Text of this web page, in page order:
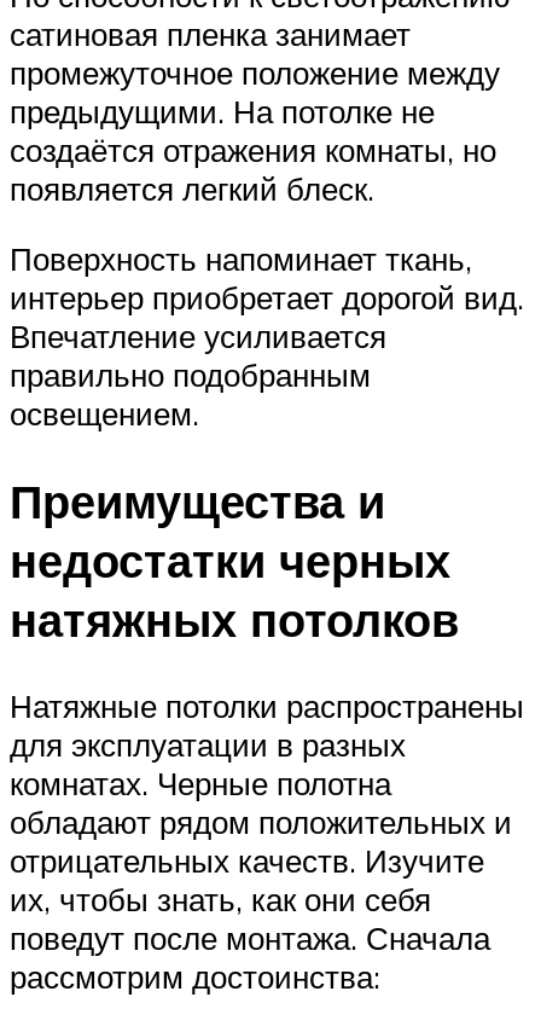
сатиновая пленка занимает
промежуточное положение между
предыдущими. На потолке не
создаётся отражения комнаты, но
появляется легкий блеск.
Поверхность напоминает ткань,
интерьер приобретает дорогой вид.
Впечатление усиливается
правильно подобранным
освещением.
Преимущества и
недостатки черных
натяжных потолков
Натяжные потолки распространены
для эксплуатации в разных
комнатах. Черные полотна
обладают рядом положительных и
отрицательных качеств. Изучите
их, чтобы знать, как они себя
поведут после монтажа. Сначала
рассмотрим достоинства: